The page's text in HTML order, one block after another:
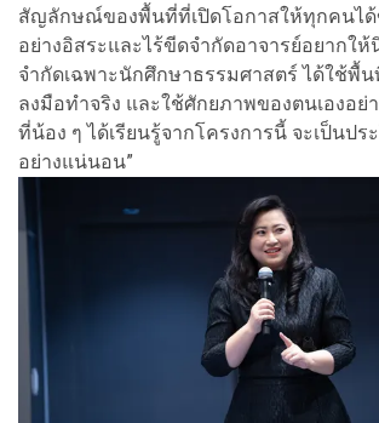
สัญลักษณ์ของพื้นที่ที่เปิดโอกาสให้ทุกคนได้
อย่างอิสระและไร้ขีดจำกัดอาจารย์อยากใ
จำกัดเฉพาะนักศึกษาธรรมศาสตร์ ได้ใช้พื้
ลงมือทำจริง และใช้ศักยภาพของตนเองอย่
ที่น้อง ๆ ได้เรียนรู้จากโครงการนี้ จะเป็นป
อย่างแน่นอน”